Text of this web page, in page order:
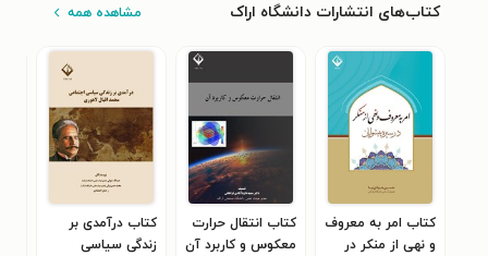
کتاب‌های انتشارات دانشگاه اراک مشاهده همه
کتاب امر به معروف
و نهی از منکر در
کتاب انتقال حرارت
معکوس و کاربرد آن
کتاب درآمدی بر
زندگی سیاسی